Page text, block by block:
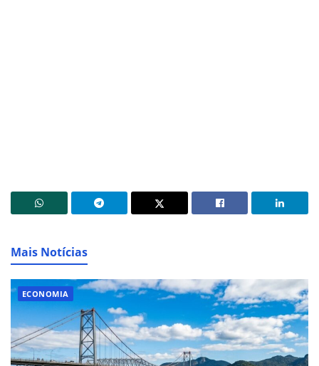
Mais Notícias
ECONOMIA